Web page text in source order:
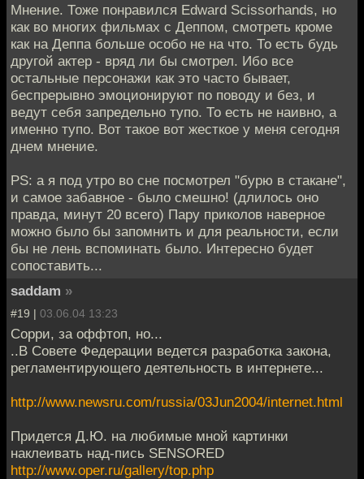
Мнение. Тоже понравился Edward Scissorhands, но
как во многих фильмах с Деппом, смотреть кроме
как на Деппа больше особо не на что. То есть будь
другой актер - вряд ли бы смотрел. Ибо все
остальные персонажи как это часто бывает,
беспрерывно эмоционируют по поводу и без, и
ведут себя запредельно тупо. То есть не наивно, а
именно тупо. Вот такое вот жесткое у меня сегодня
днем мнение.
PS: а я под утро во сне посмотрел "бурю в стакане",
и самое забавное - было смешно! (длилось оно
правда, минут 20 всего) Пару приколов наверное
можно было бы запомнить и для реальности, если
бы не лень вспоминать было. Интересно будет
сопоставить...
saddam »
#19 | 03.06.04 13:23
Сорри, за оффтоп, но...
..В Совете Федерации ведется разработка закона,
регламентирующего деятельность в интернете...
http://www.newsru.com/russia/03Jun2004/internet.html
Придется Д.Ю. на любимые мной картинки
наклеивать над-пись SENSORED
http://www.oper.ru/gallery/top.php